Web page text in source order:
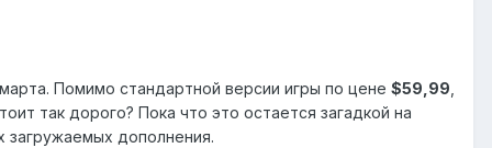
Помимо стандартной версии игры по цене $59,99
так дорого? Пока что это остается загадкой на
загружаемых дополнения.